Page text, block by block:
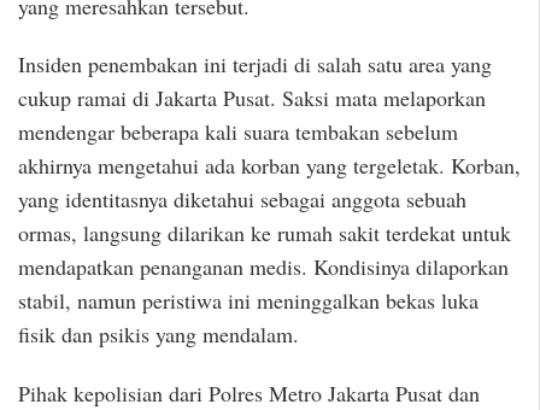
Insiden penembakan ini terjadi di salah satu area yang
cukup ramai di Jakarta Pusat. Saksi mata melaporkan
mendengar beberapa kali suara tembakan sebelum
akhirnya mengetahui ada korban yang tergeletak. Korban,
yang identitasnya diketahui sebagai anggota sebuah
ormas, langsung dilarikan ke rumah sakit terdekat untuk
mendapatkan penanganan medis. Kondisinya dilaporkan
stabil, namun peristiwa ini meninggalkan bekas luka
fisik dan psikis yang mendalam.
Pihak kepolisian dari Polres Metro Jakarta Pusat dan